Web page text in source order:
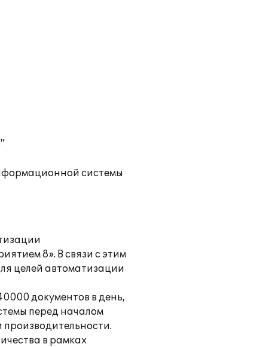
системы
8». В связи с этим
целей автоматизации
документов в день,
перед началом
в рамках